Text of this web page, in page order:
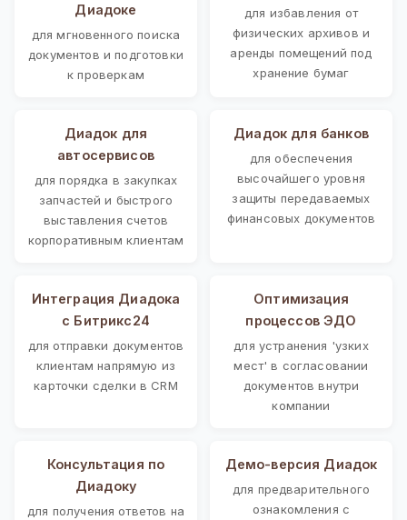
Диадоке
для мгновенного поиска
документов и подготовки
к проверкам
для избавления от
физических архивов и
аренды помещений под
хранение бумаг
Диадок для
автосервисов
для порядка в закупках
запчастей и быстрого
выставления счетов
корпоративным клиентам
Диадок для банков
для обеспечения
высочайшего уровня
защиты передаваемых
финансовых документов
Интеграция Диадока
с Битрикс24
для отправки документов
клиентам напрямую из
карточки сделки в CRM
Оптимизация
процессов ЭДО
для устранения 'узких
мест' в согласовании
документов внутри
компании
Консультация по
Диадоку
для получения ответов на
Демо-версия Диадок
для предварительного
ознакомления с